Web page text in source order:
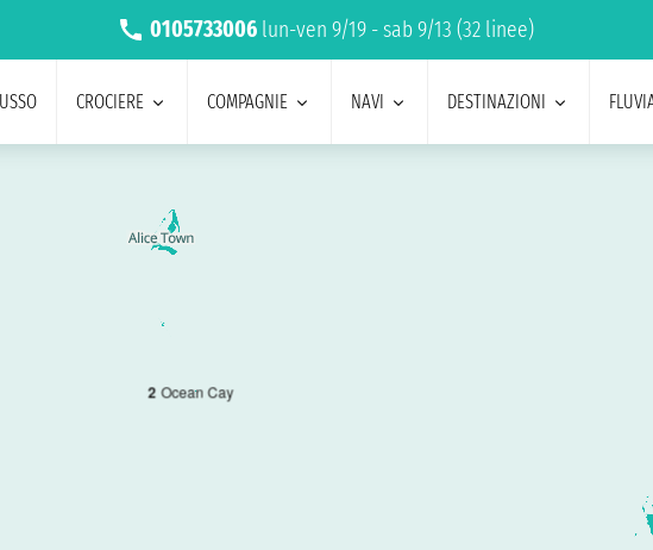
0105733006 lun-ven 9/19 - sab 9/13 (32 linee)
CROCIERE COMPAGNIE NAVI DESTINAZIONI
2 Ocean Cay